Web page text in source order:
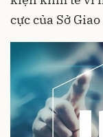
cực của Sở